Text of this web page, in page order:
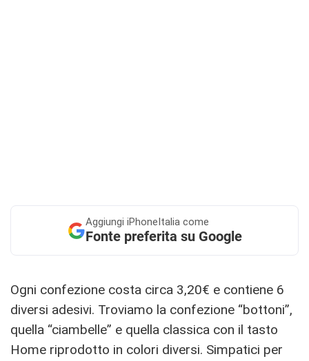
Aggiungi iPhoneItalia come
Fonte preferita su Google
Ogni confezione costa circa 3,20€ e contiene 6
diversi adesivi. Troviamo la confezione “bottoni”,
quella “ciambelle” e quella classica con il tasto
Home riprodotto in colori diversi. Simpatici per